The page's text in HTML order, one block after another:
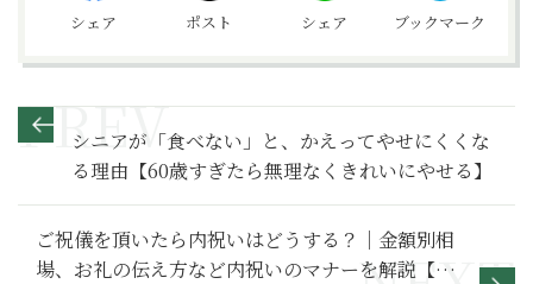
シェア ポスト シェア ブックマーク
シニアが「食べない」と、かえってやせにくくな
る理由【60歳すぎたら無理なくきれいにやせる】
ご祝儀を頂いたら内祝いはどうする？｜金額別相
場、お礼の伝え方など内祝いのマナーを解説【婚